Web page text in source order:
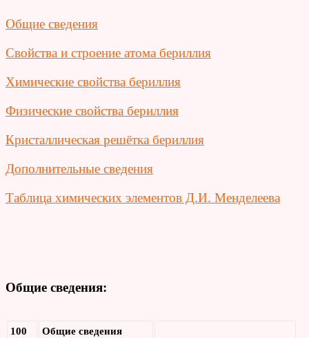
Общие сведения
Свойства и строение атома бериллия
Химические свойства бериллия
Физические свойства бериллия
Кристаллическая решётка бериллия
Дополнительные сведения
Таблица химических элементов Д.И. Менделеева
Общие сведения:
100 Общие сведения